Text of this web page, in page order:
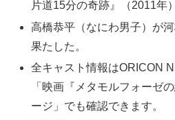
片道15分の奇跡』（2011年
高橋恭平（なにわ男子）が
果たした。
全キャスト情報はORICON
「映画『メタモルフォーゼ
ージ」でも確認できます。